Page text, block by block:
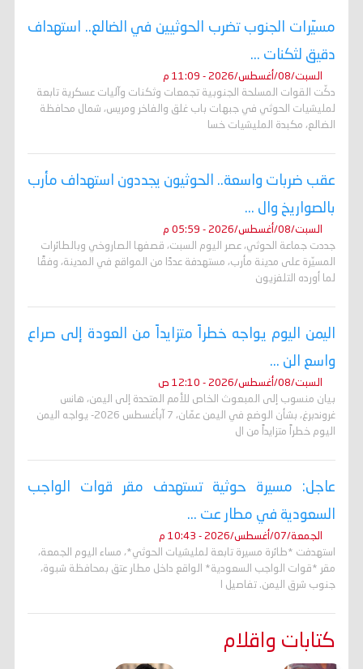
مسيّرات الجنوب تضرب الحوثيين في الضالع.. استهداف
دقيق لثكنات ...
السبت/08/أغسطس/2026 - 11:09 م
دكّت القوات المسلحة الجنوبية تجمعات وثكنات وآليات عسكرية تابعة
لمليشيات الحوثي في جبهات باب غلق والفاخر ومريس، شمال محافظة
الضالع، مكبدة المليشيات خسا
عقب ضربات واسعة.. الحوثيون يجددون استهداف مأرب
بالصواريخ وال ...
السبت/08/أغسطس/2026 - 05:59 م
جددت جماعة الحوثي، عصر اليوم السبت، قصفها الصاروخي وبالطائرات
المسيّرة على مدينة مأرب، مستهدفة عددًا من المواقع في المدينة، وفقًا
لما أورده التلفزيون
اليمن اليوم يواجه خطراً متزايداً من العودة إلى صراع
واسع الن ...
السبت/08/أغسطس/2026 - 12:10 ص
بيان منسوب إلى المبعوث الخاص للأمم المتحدة إلى اليمن، هانس
غروندبرغ، بشأن الوضع في اليمن عمّان، 7 آبأغسطس 2026- يواجه اليمن
اليوم خطراً متزايداً من ال
عاجل: مسيرة حوثية تستهدف مقر قوات الواجب
السعودية في مطار عت ...
الجمعة/07/أغسطس/2026 - 10:43 م
استهدفت *طائرة مسيرة تابعة لمليشيات الحوثي*، مساء اليوم الجمعة،
مقر *قوات الواجب السعودية* الواقع داخل مطار عتق بمحافظة شبوة،
جنوب شرق اليمن. تفاصيل ا
كتابات واقلام